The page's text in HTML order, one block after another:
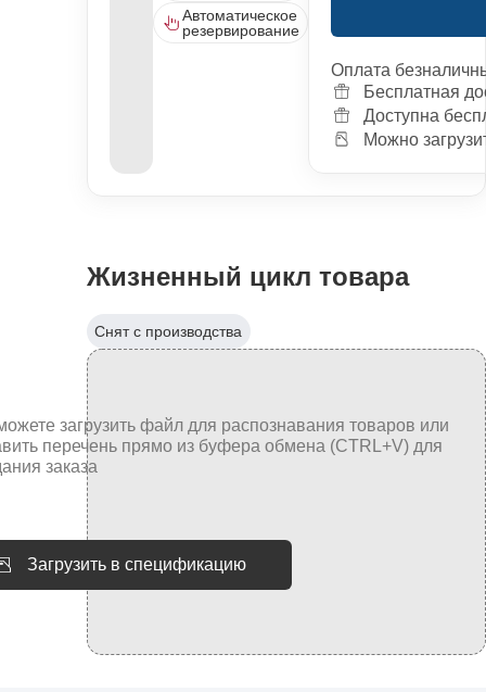
Автоматическое
резервирование
Оплата
Бесплатная
Доступна
Можно
Жизненный цикл товара
Снят с производства
Загрузить в спецификацию